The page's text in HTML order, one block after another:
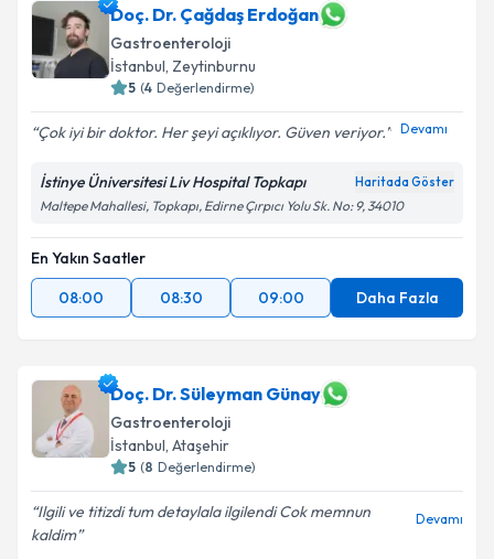
Doç. Dr. Çağdaş Erdoğan
Gastroenteroloji
İstanbul, Zeytinburnu
5 (4 Değerlendirme)
Çok iyi bir doktor. Her şeyi açıklıyor. Güven veriyor. Devamı
İstinye Üniversitesi Liv Hospital Topkapı Haritada Göster
Maltepe Mahallesi, Topkapı, Edirne Çırpıcı Yolu Sk. No: 9, 34010
En Yakın Saatler
08:00
08:30 09:00 Daha Fazla
Doç. Dr. Süleyman Günay
Gastroenteroloji
İstanbul, Ataşehir
5 (8 Değerlendirme)
Ilgili ve titizdi tum detaylala ilgilendi Cok memnun
kaldim
Devamı